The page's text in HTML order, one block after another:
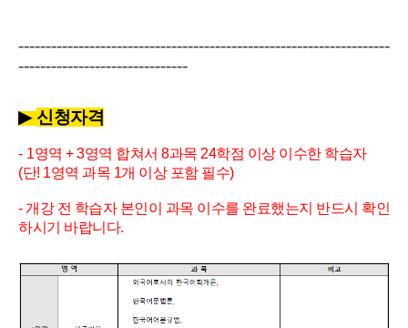
--------------------------------------------------------------------
-------------------------------
▶ 신청자격
- 1영역 + 3영역 합쳐서 8과목 24학점 이상 이수한 학습자
(단! 1영역 과목 1개 이상 포함 필수)
- 개강 전 학습자 본인이 과목 이수를 완료했는지 반드시 확인
하시기 바랍니다.